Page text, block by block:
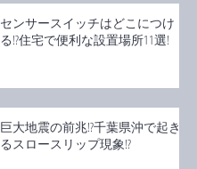
センサースイッチはどこにつけ
る!?住宅で便利な設置場所11選!
巨大地震の前兆!?千葉県沖で起き
るスロースリップ現象!?